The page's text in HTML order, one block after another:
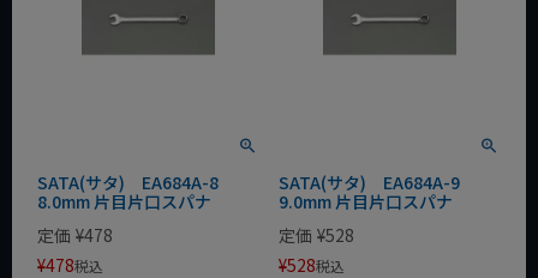
SATA(サタ) EA684A-8
8.0mm 片目片口スパナ
定価 ¥478
¥478税込
SATA(サタ) EA684A-9
9.0mm 片目片口スパナ
定価 ¥528
¥528税込